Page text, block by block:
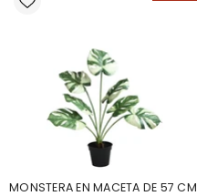
MONSTERA EN MACETA DE 57 CM